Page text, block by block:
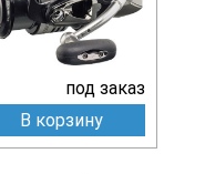
под заказ
В корзину